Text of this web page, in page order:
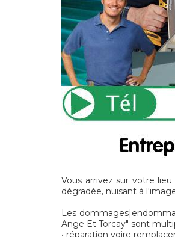
Vous arrivez sur votre
dégradée, nuisant à
Les
Ange Et Torcay" sont
• réparation voire